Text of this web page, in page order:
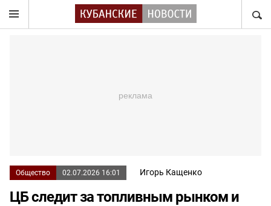
Общество 02.07.2026 16:01 Игорь Кащенко
ЦБ следит за топливным рынком и